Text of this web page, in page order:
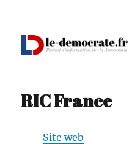
RIC France
Site web